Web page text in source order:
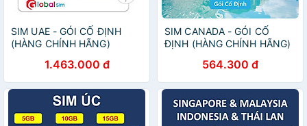
SIM UAE - GÓI CỐ ĐỊNH
(HÀNG CHÍNH HÃNG)
1.463.000 đ
SIM CANADA - GÓI CỐ
ĐỊNH (HÀNG CHÍNH HÃNG)
564.300 đ